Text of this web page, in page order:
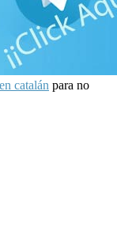
catalán para no